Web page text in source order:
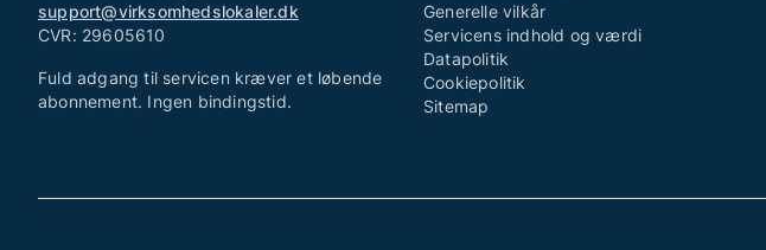
support@virksomhedslokaler.dk
CVR: 29605610
Fuld adgang til servicen kræver et løbende
abonnement. Ingen bindingstid.
Generelle vilkår
Servicens indhold og værdi
Datapolitik
Cookiepolitik
Sitemap